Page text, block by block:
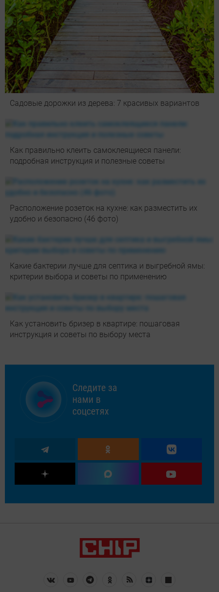
Садовые дорожки из дерева: 7 красивых вариантов
Как правильно клеить самоклеящиеся панели:
подробная инструкция и полезные советы
Расположение розеток на кухне: как разместить их
удобно и безопасно (46 фото)
Какие бактерии лучше для септика и выгребной ямы:
критерии выбора и советы по применению
Как установить бризер в квартире: пошаговая
инструкция и советы по выбору места
Следите за
нами в
соцсетях